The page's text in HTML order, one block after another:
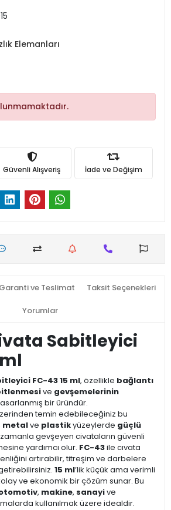
Elemanları
Güvenli Alışveriş İade ve Değişim
Garanti ve Teslimat Taksit Seçenekleri
Yorumlar
Sabitleyici
FC-43 15 ml, özellikle bağlantı
ve gevşemelerinin
bir üründür.
temin edebileceğiniz bu
metalve plastikyüzeylerde güçlü
gevşeyen civataların güvenli
yardımcı olur. FC-43ile cıvata
artırabilir, titreşim ve darbelere
15 ml’lik küçük ama verimli
ve ekonomik bir çözüm sunar. Bu
, makine, sanayive
kullanılmak üzere idealdir.